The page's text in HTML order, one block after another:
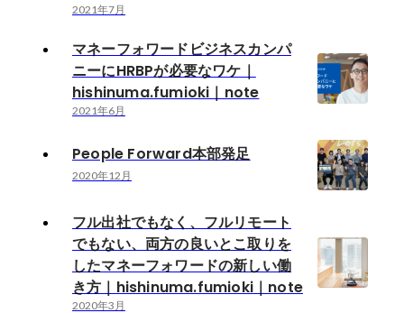
2021年7月
マネーフォワードビジネスカンパ
ニーにHRBPが必要なワケ｜
hishinuma.fumioki｜note
2021年6月
People Forward本部発足
2020年12月
フル出社でもなく、フルリモート
でもない、両方の良いとこ取りを
したマネーフォワードの新しい働
き方｜hishinuma.fumioki｜note
2020年3月